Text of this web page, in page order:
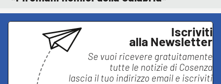
Iscriviti
alla Newsletter
Se vuoi ricevere gratuitamente
tutte le notizie di Cosenza
lascia il tuo indirizzo email e iscriviti